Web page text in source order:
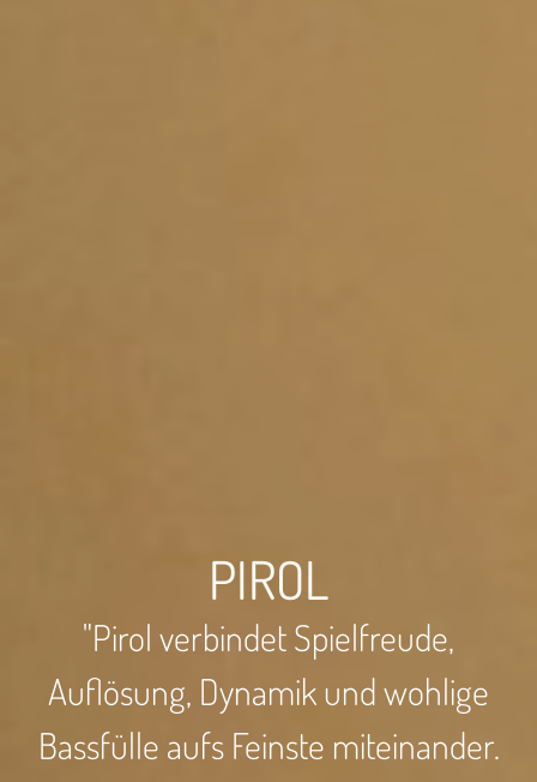
PIROL
"Pirol verbindet Spielfreude,
Auflösung, Dynamik und wohlige
Bassfülle aufs Feinste miteinander.